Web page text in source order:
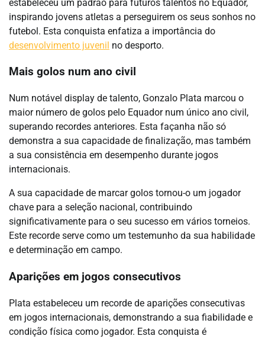
estabeleceu um padrão para futuros talentos no Equador,
inspirando jovens atletas a perseguirem os seus sonhos no
futebol. Esta conquista enfatiza a importância do
desenvolvimento juvenil no desporto.
Mais golos num ano civil
Num notável display de talento, Gonzalo Plata marcou o
maior número de golos pelo Equador num único ano civil,
superando recordes anteriores. Esta façanha não só
demonstra a sua capacidade de finalização, mas também
a sua consistência em desempenho durante jogos
internacionais.
A sua capacidade de marcar golos tornou-o um jogador
chave para a seleção nacional, contribuindo
significativamente para o seu sucesso em vários torneios.
Este recorde serve como um testemunho da sua habilidade
e determinação em campo.
Aparições em jogos consecutivos
Plata estabeleceu um recorde de aparições consecutivas
em jogos internacionais, demonstrando a sua fiabilidade e
condição física como jogador. Esta conquista é